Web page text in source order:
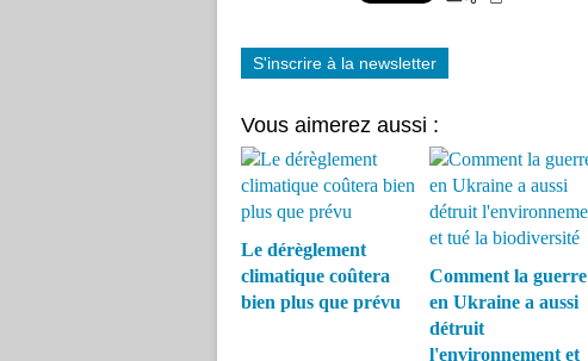
S'inscrire à la newsletter
Vous aimerez aussi :
Le dérèglement
climatique coûtera
bien plus que prévu
Comment la guerre
en Ukraine a aussi
détruit
l'environnement et